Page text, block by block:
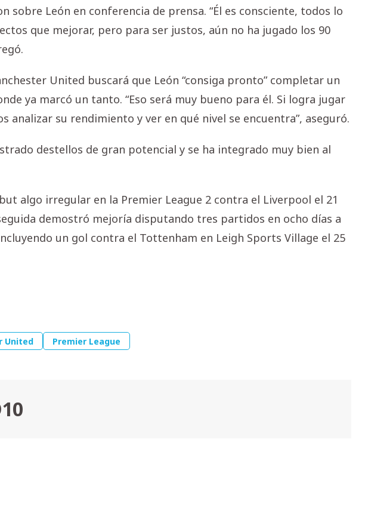
sobre León en conferencia de prensa. “Él es consciente, todos lo
que mejorar, pero para ser justos, aún no ha jugado los 90
United buscará que León “consiga pronto” completar un
ya marcó un tanto. “Eso será muy bueno para él. Si logra jugar
analizar su rendimiento y ver en qué nivel se encuentra”, aseguró.
destellos de gran potencial y se ha integrado muy bien al
algo irregular en la Premier League 2 contra el Liverpool el 21
demostró mejoría disputando tres partidos en ocho días a
un gol contra el Tottenham en Leigh Sports Village el 25
United Premier League